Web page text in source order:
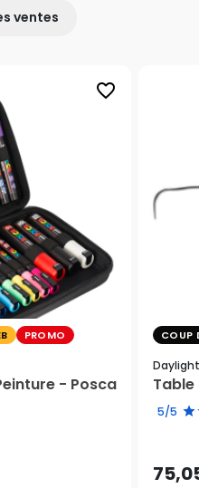
ventes
favorite_border
PROMO
- Posca
COUP
Daylight
Table
5/5